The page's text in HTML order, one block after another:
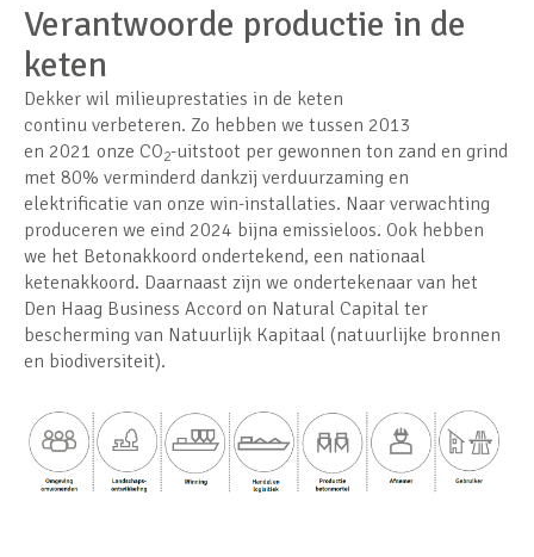
Verantwoorde productie in de
keten
Dekker wil milieuprestaties in de keten
continu verbeteren. Zo hebben we tussen 2013
en 2021 onze CO2-uitstoot per gewonnen ton zand en grind
met 80% verminderd dankzij verduurzaming en
elektrificatie van onze win-installaties. Naar verwachting
produceren we eind 2024 bijna emissieloos. Ook hebben
we het Betonakkoord ondertekend, een nationaal
ketenakkoord. Daarnaast zijn we ondertekenaar van het
Den Haag Business Accord on Natural Capital ter
bescherming van Natuurlijk Kapitaal (natuurlijke bronnen
en biodiversiteit).